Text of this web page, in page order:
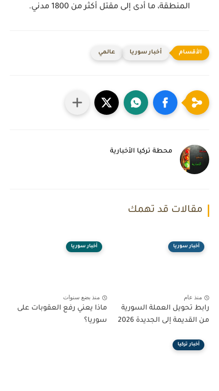
المنطقة، ما أدى إلى مقتل أكثر من 1800 مدني.
أخبار سوريا عالمي
محطة تركيا الأخبارية
مقالات قد تهمك
أخبار سوريا
منذ عام
رابط تحويل العملة السورية
من القديمة إلى الجديدة 2026
أخبار سوريا
منذ بضع سنوات
ماذا يعني رفع العقوبات على
سوريا؟
أخبار تركيا